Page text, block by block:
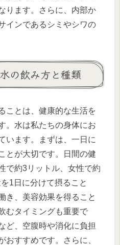
ります。さらに、内部か
インであるシミやシワの
の飲み方と種類
ことは、健康的な生活を
。水は私たちの身体にお
います。まずは、一日に
とが大切です。日間の健
で約3リットル、女性で約
1日に分けて摂ること
き、美容効果を得ること
むタイミングも重要で
ど、空腹時や消化に負担
おすすめです。さらに、